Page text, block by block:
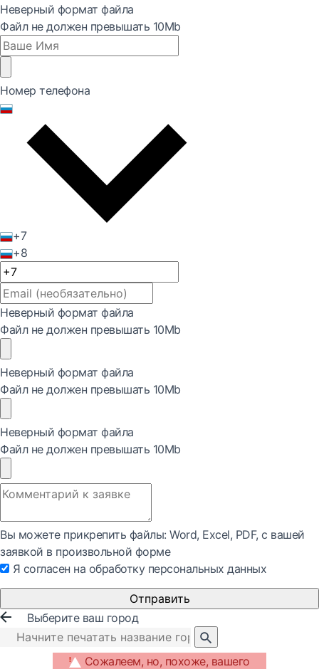
Неверный формат файла
Файл не должен превышать 10Mb
Номер телефона
+7
+8
Неверный формат файла
Файл не должен превышать 10Mb
Неверный формат файла
Файл не должен превышать 10Mb
Неверный формат файла
Файл не должен превышать 10Mb
Вы можете прикрепить файлы: Word, Exсel, PDF, с вашей
заявкой в произвольной форме
Я согласен на обработку персональных данных
Отправить
Выберите ваш город
Сожалеем, но, похоже, вашего